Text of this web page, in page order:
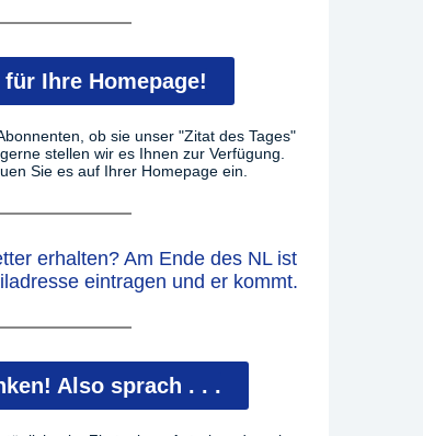
Ihre Homepage!
ob sie unser "Zitat des Tages"
stellen wir es Ihnen zur Verfügung.
Sie es auf Ihrer Homepage ein.
erhalten? Am Ende des NL ist
eintragen und er kommt.
Also sprach . . .